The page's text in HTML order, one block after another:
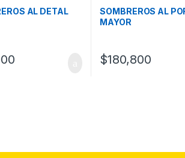
AL DETAL
SOMBREROS AL
MAYOR
$180,800